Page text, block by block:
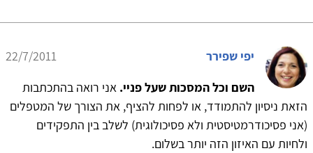
יפי שפירר
22/7/2011
השם וכל המסכות שעל פניי. אני רואה בהתכתבות
הזאת ניסיון להתמודד, או לפחות להציף, את הצורך של המטפלים
(אני פסיכודרמטיסטית ולא פסיכולוגית) לשלב בין התפקידים
ולחיות עם האיזון הזה יותר בשלום.